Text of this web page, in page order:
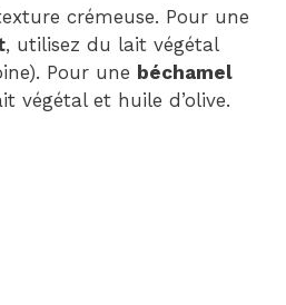
crémeuse. Pour une
, utilisez du lait végétal
Pour une béchamel
végétal et huile d’olive.